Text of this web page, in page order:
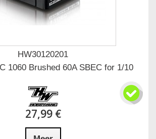
HW30120201
1060 Brushed 60A SBEC for 1/10
27,99 €